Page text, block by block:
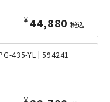
¥44,880 税込
435-YL | 594241